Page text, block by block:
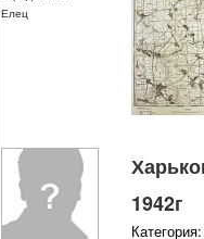
Елец
1942г